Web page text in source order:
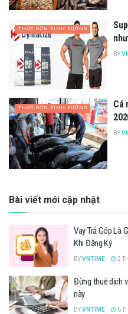
THỰC ĐƠN DINH DƯỠNG
BY
THỰC ĐƠN DINH DƯỠNG
Cá
BY
Bài viết mới cập nhật
Vay Trả Góp Là
Khi Đăng Ký
BYVNTIME 2
Đừng thuê dịch
này
BYVNTIME 6